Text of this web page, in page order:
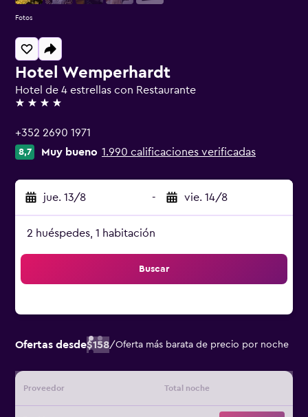
Hotel Wemperhardt
Hotel de 4 estrellas con Restaurante
4 estrellas
+352 2690 1971
8,7 Muy bueno 1.990 calificaciones verificadas
jue. 13/8 - vie. 14/8
2 huéspedes, 1 habitación
Buscar
Ofertas desde$158/Oferta más barata de precio por noche
Proveedor Total noche
Fotos